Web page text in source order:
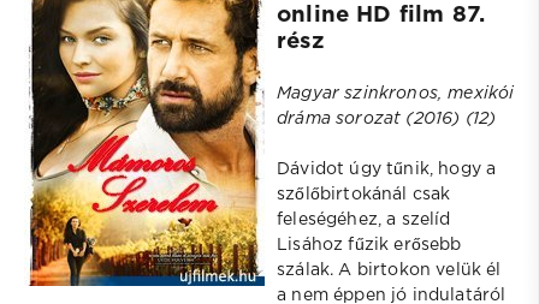
online HD film 87.
rész
Magyar szinkronos, mexikói
dráma sorozat (2016) (12)
Dávidot úgy tűnik, hogy a
szőlőbirtokánál csak
feleségéhez, a szelíd
Lisához fűzik erősebb
szálak. A birtokon velük él
a nem éppen jó indulatáról